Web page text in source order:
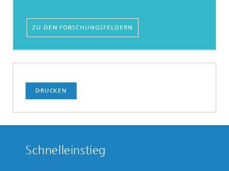
ZU DEN FORSCHUNGSFELDERN
DRUCKEN
Schnelleinstieg